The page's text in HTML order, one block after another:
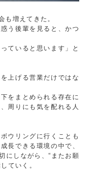
も増えてきた。
う後輩を見ると、かつ
ていると思います」と
上げる営業だけではな
をまとめられる存在に
周りにも気を配れる人
ウリングに行くことも
長できる環境の中で、
にしながら、“またお願
ていく。